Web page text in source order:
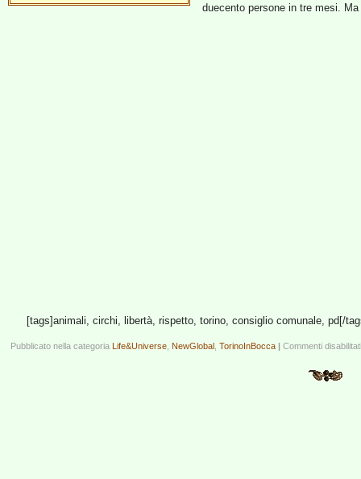
duecento persone in tre mesi.
[tags]animali, circhi, libertà, rispetto, torino, consiglio comunale, pd[/
Pubblicato nella categoria Life&Universe NewGlobal TorinoInBocca | Commenti disabilitati